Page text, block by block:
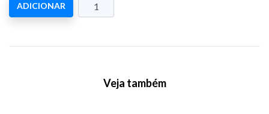
ADICIONAR
Veja também